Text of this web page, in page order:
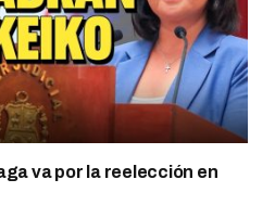
va por la reelección en